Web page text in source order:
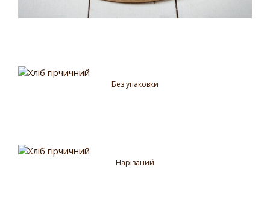
Без упаковки
Нарізаний